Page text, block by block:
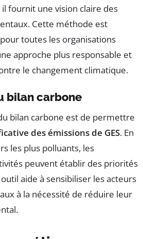
il fournit une vision claire des
Cette méthode est
toutes les organisations
approche plus responsable et
le changement climatique.
bilan carbone
bilan carbone est de permettre
des émissions de GES. En
les plus polluants, les
peuvent établir des priorités
outil aide à sensibiliser les acteurs
à la nécessité de réduire leur